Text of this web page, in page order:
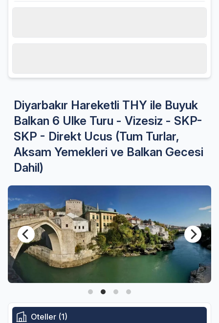
Diyarbakır Hareketli THY ile Buyuk
Balkan 6 Ulke Turu - Vizesiz - SKP-
SKP - Direkt Ucus (Tum Turlar,
Aksam Yemekleri ve Balkan Gecesi
Dahil)
Oteller (1)